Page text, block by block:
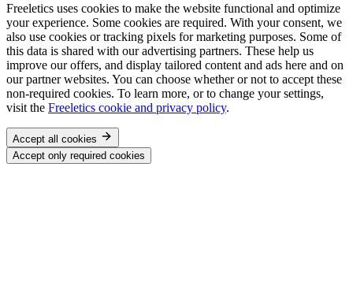
Freeletics uses cookies to make the website functional and optimize
your experience. Some cookies are required. With your consent, we
also use cookies or tracking pixels for marketing purposes. Some of
this data is shared with our advertising partners. These help us
improve our offers, and display tailored content and ads here and on
our partner websites. You can choose whether or not to accept these
non-required cookies. To learn more, or to change your settings,
visit the Freeletics cookie and privacy policy.
Accept all cookies
Accept only required cookies